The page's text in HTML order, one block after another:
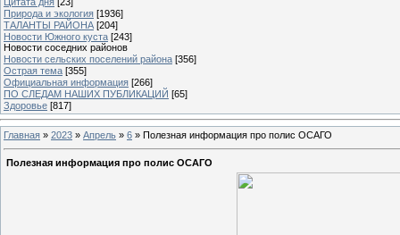
Природа и экология [1936]
ТАЛАНТЫ РАЙОНА [204]
Новости Южного куста [243]
Новости соседних районов
Новости сельских поселений района [356]
Острая тема [355]
Официальная информация [266]
ПО СЛЕДАМ НАШИХ ПУБЛИКАЦИЙ [65]
Здоровье [817]
Главная » 2023 » Апрель » 6 » Полезная информация про полис ОСАГО
Полезная информация про полис ОСАГО